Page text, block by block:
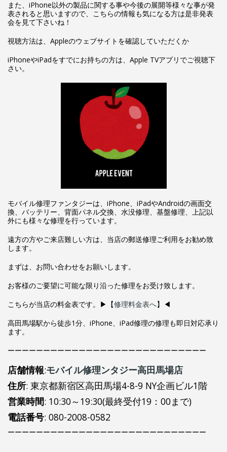
また、iPhone以外の製品に関する事や今後の展開等様々な事が発
表されると思いますので、こちらの情報も気になる方は是非発表
会を見て下さいね！
視聴方法は、Appleのウェブサイトを確認していただくか
iPhoneやiPadをすでにお持ちの方は、Apple TVアプリでご視聴下
さい。
モバイル修理ファンタジーは、iPhone、iPadやAndroidの画面交
換、バッテリー、背面パネル交換、水没修理、基盤修理、上記以
外にも様々な修理を行っています。
遠方の方やご来店難しい方は、当店の郵送修理ご利用をお勧め致
します。
まずは、お問い合わせをお願いします。
お客様のご要望に可能な限り沿った修理をお受け致します。
こちらが当店の料金表です。▶【修理料金表へ】◀
高田馬場駅から徒歩1分、iPhone、iPad修理の修理も即日対応承り
ます。
ーーーーーーーーーーーーーーーーーーーーーーーーーーーー
店舗情報:モバイル修理ンタジー高田馬場店
住所: 東京都新宿区高田馬場4-8-9 NY企画ビル1階
営業時間: 10:30～19:30(最終受付19：00まで)
電話番号: 080-2008-0582
ーーーーーーーーーーーーーーーーーーーーーーーーーーーー